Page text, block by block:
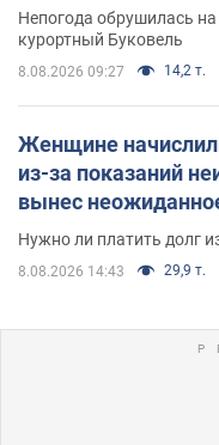
Непогода обрушилась
курортный Буковель
8.08.2026 09:27 14,2 т.
Женщине
из-за показаний
вынес
Нужно ли платить долг
8.08.2026 14:43 29,9 т.